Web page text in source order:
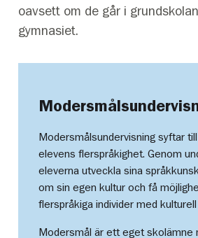
oavsett om de går i
gymnasiet.
Modersmålsundervisning syftar
elevens flerspråkighet. Genom
eleverna utveckla sina
om sin egen kultur och få
flerspråkiga individer med
Modersmål är ett eget skolämne